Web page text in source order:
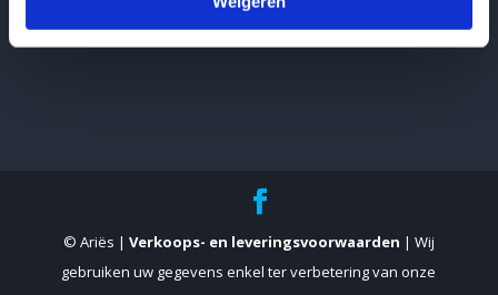
© Ariës | Verkoops- en leveringsvoorwaarden | Wij
gebruiken uw gegevens enkel ter verbetering van onze